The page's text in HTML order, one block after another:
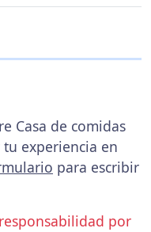
Casa de comidas
tu experiencia en
para escribir
por